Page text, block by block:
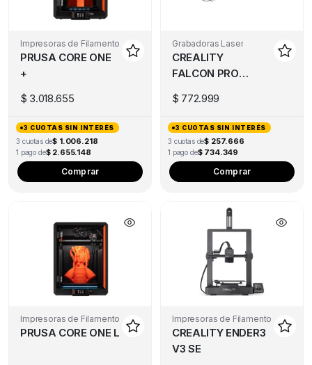
Impresoras de Filamento
PRUSA CORE ONE
+
$ 3.018.655
3 CUOTAS SIN INTERÉS
3 cuotas de$ 1.006.218
1 pago de$ 2.655.148
Comprar
Grabadoras Laser
CREALITY
FALCON PRO
$ 772.999
3 CUOTAS SIN INTERÉS
3 cuotas de$ 257.666
1 pago de$ 734.349
Comprar
Impresoras de Filamento
PRUSA CORE ONE L
Impresoras de Filamento
CREALITY ENDER3
V3 SE